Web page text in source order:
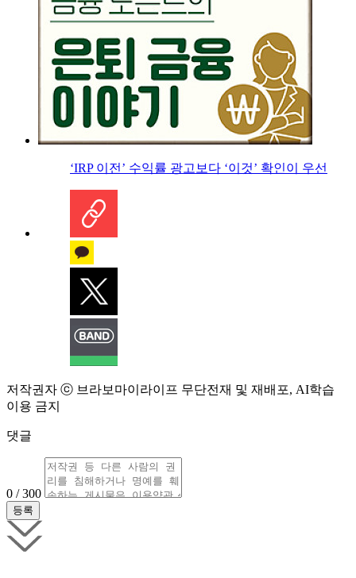
‘IRP 이전’ 수익률 광고보다 ‘이것’ 확인이 우선
저작권자 ⓒ 브라보마이라이프 무단전재 및 재배포, AI학습
이용 금지
댓글
0 / 300